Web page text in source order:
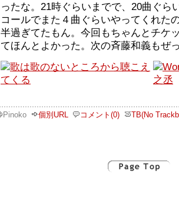
ったな。21時ぐらいまでで、20曲ぐら
コールでまた４曲ぐらいやってくれた
半過ぎてたもん。今回もちゃんとチケ
てほんとよかった。次の斉藤和義もぜ
Pinoko 個別URL コメント(0) TB(No